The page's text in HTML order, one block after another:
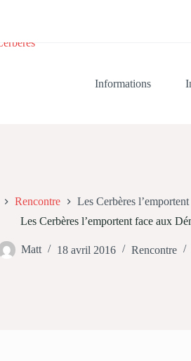
Informations
Rencontre
Les Cerbères
Les Cerbères l’emportent face aux
Matt 18 avril 2016 Rencontre